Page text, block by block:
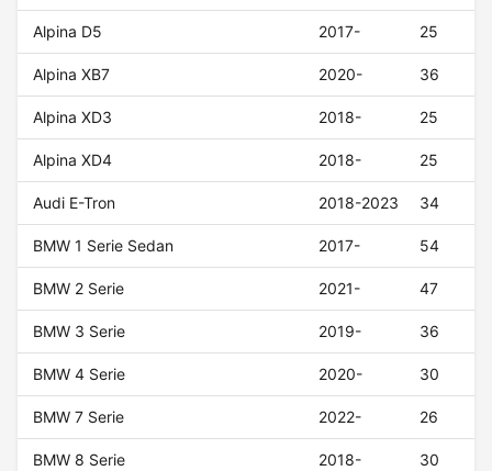
Alpina D5 2017- 25
Alpina XB7 2020- 36
Alpina XD3 2018- 25
Alpina XD4 2018- 25
Audi E-Tron 2018-2023 34
BMW 1 Serie Sedan 2017- 54
BMW 2 Serie 2021- 47
BMW 3 Serie 2019- 36
BMW 4 Serie 2020- 30
BMW 7 Serie 2022- 26
BMW 8 Serie 2018- 30